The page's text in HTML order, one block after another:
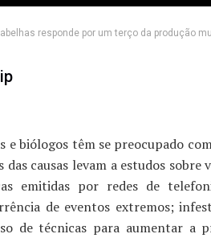
responde por um terço da produção
biólogos têm se preocupado
causas levam a estudos
emitidas por redes de
de eventos extremos;
de técnicas para aumentar a